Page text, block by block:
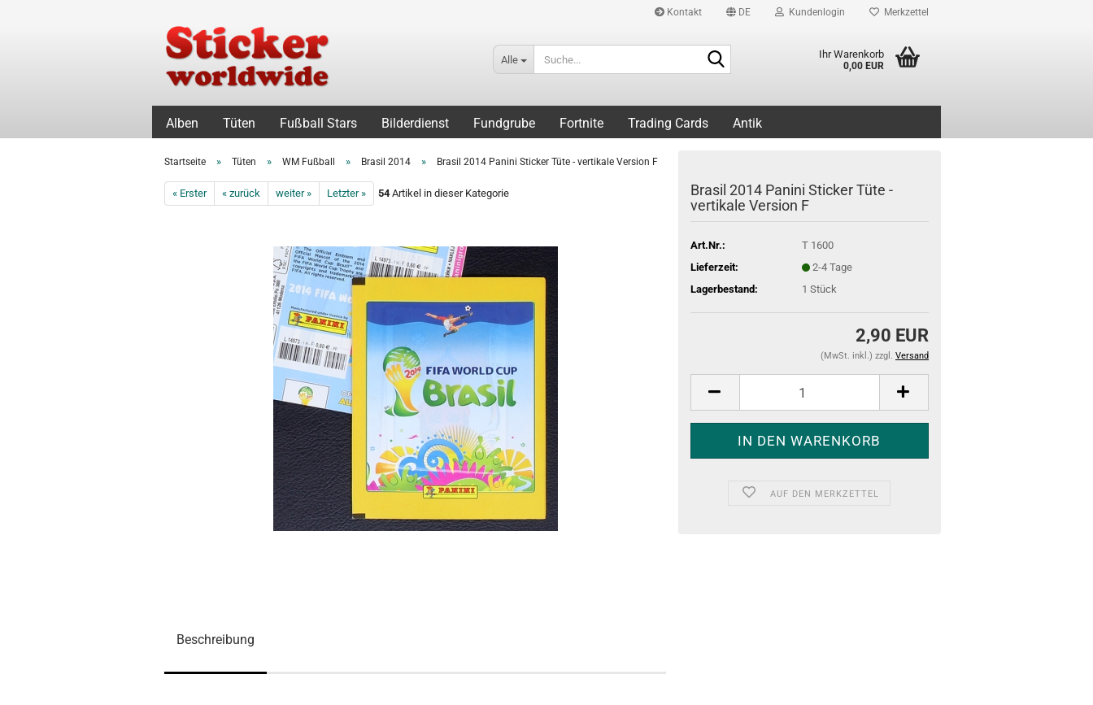
Kontakt DE Kundenlogin Merkzettel
Alle Ihr Warenkorb
0,00 EUR
Alben Tüten Fußball Stars Bilderdienst Fundgrube Fortnite Trading Cards Antik
Startseite » Tüten » WM Fußball » Brasil 2014 » Brasil 2014 Panini Sticker Tüte - vertikale Version F
« Erster « zurück weiter » Letzter » 54Artikel in dieser Kategorie
Brasil 2014 Panini Sticker Tüte -
vertikale Version F
Art.Nr.:
T 1600
Lieferzeit:
2-4 Tage
Lagerbestand:
1 Stück
2,90 EUR
(MwSt. inkl.) zzgl. Versand
AUF DEN MERKZETTEL
Beschreibung